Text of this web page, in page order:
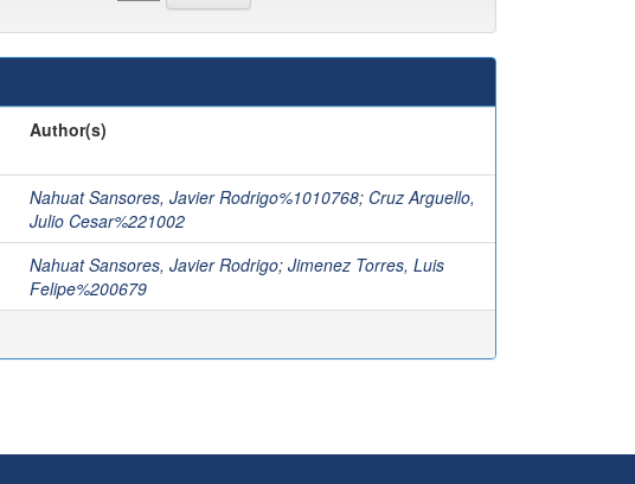
Author(s)
Nahuat Sansores, Javier Rodrigo%1010768; Cruz Arguello,
Julio Cesar%221002
Nahuat Sansores, Javier Rodrigo; Jimenez Torres, Luis
Felipe%200679